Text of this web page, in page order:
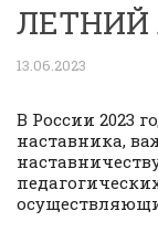
ЛЕТНИЙ
13.06.2023
В России 2023
наставника,